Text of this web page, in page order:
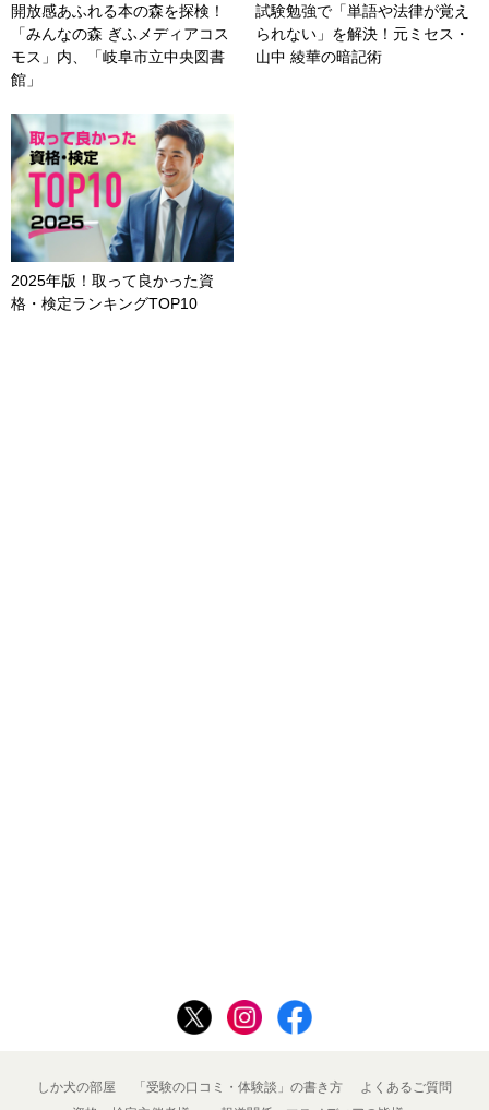
開放感あふれる本の森を探検！
「みんなの森 ぎふメディアコス
モス」内、「岐阜市立中央図書
館」
試験勉強で「単語や法律が覚え
られない」を解決！元ミセス・
山中 綾華の暗記術
2025年版！取って良かった資
格・検定ランキングTOP10
しか犬の部屋 「受験の口コミ・体験談」の書き方
よくあるご質問